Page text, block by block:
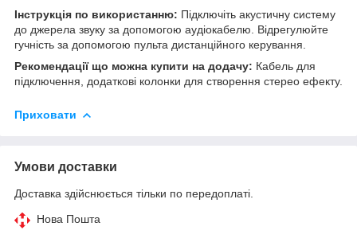
Інструкція по використанню: Підключіть акустичну систему
до джерела звуку за допомогою аудіокабелю. Відрегулюйте
гучність за допомогою пульта дистанційного керування.
Рекомендації що можна купити на додачу: Кабель для
підключення, додаткові колонки для створення стерео ефекту.
Приховати
Умови доставки
Доставка здійснюється тільки по передоплаті.
Нова Пошта